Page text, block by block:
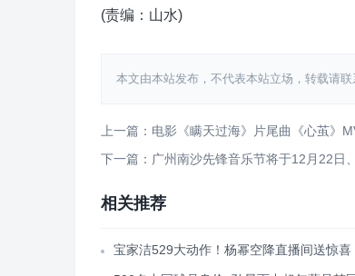
(责编：山水)
本文由本站发布，不代表本站立场，转载请
上一篇：电影《瞒天过海》片尾曲《心茧》
下一篇：广州南沙先锋音乐节将于12月22日
相关推荐
宝家洁529大动作！杨幂空降直播间送惊喜